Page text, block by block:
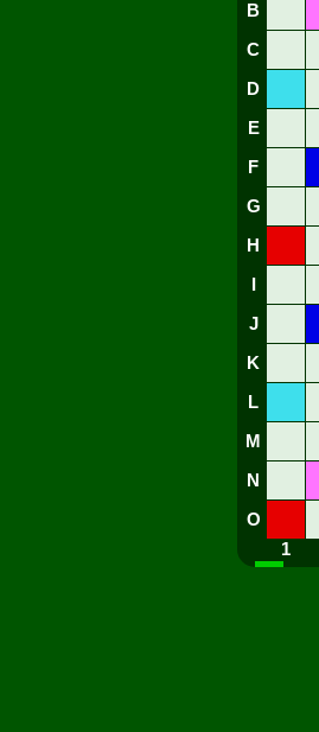
B
C
D
E
F
G
H
J
K
L
M
N
O
1